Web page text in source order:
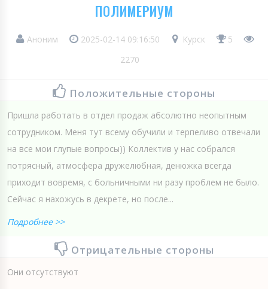
ПОЛИМЕРИУМ
Аноним 2025-02-14 09:16:50 Курск
5
2270
Положительные стороны
Пришла работать в отдел продаж абсолютно неопытным
сотрудником. Меня тут всему обучили и терпеливо отвечали
на все мои глупые вопросы)) Коллектив у нас собрался
потрясный, атмосфера дружелюбная, денюжка всегда
приходит вовремя, с больничными ни разу проблем не было.
Сейчас я нахожусь в декрете, но после...
Подробнее >>
Отрицательные стороны
Они отсутствуют